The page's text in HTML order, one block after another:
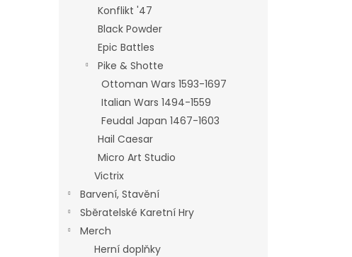
Konflikt '47
Black Powder
Epic Battles
Pike & Shotte
Ottoman Wars 1593-1697
Italian Wars 1494-1559
Feudal Japan 1467-1603
Hail Caesar
Micro Art Studio
Victrix
Barvení, Stavění
Sběratelské Karetní Hry
Merch
Herní doplňky